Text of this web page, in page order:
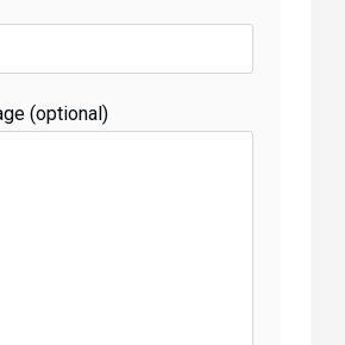
(optional)